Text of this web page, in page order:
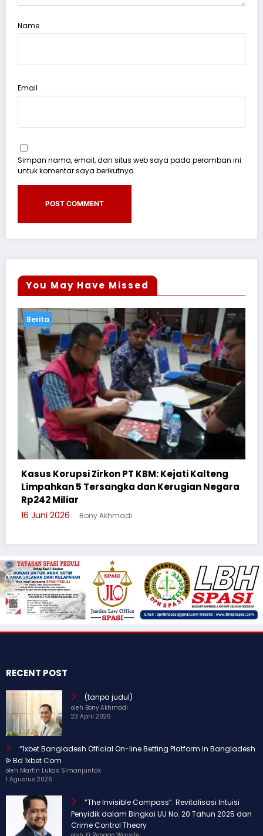
Name
Email
Simpan nama, email, dan situs web saya pada peramban ini
untuk komentar saya berikutnya.
You May Have Missed
Cegah Bullying, Sikum Polresta Palangka
Suluh Pelajar SMAN 6
3 Juni 2026
RECENT POST
(tanpa judul)
oleh Bony Akhmadi
23 April 2026
“1xbet Bangladesh Official On-line Betting Platform In Bangladesh
ᐉ Bd 1xbet Com
oleh Martin Lukas Simanjuntak
1 Agustus 2026
“The Invisible Compass”: Revitalisasi Intuisi
Penyidik dalam Bingkai UU No. 20 Tahun 2025 dan
Crime Control Theory